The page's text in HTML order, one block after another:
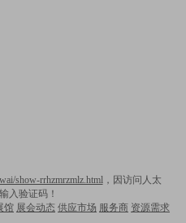
show-rrhzmrzmlz.html，因访问人太
入验证码！
馆 展会动态 供应市场 服务商 资源需求